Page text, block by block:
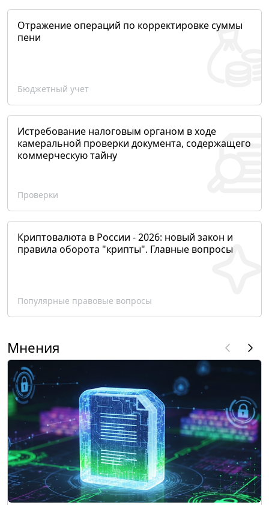
Отражение операций по корректировке суммы
пени
Бюджетный учет
Истребование налоговым органом в ходе
камеральной проверки документа, содержащего
коммерческую тайну
Проверки
Криптовалюта в России - 2026: новый закон и
правила оборота "крипты". Главные вопросы
Популярные правовые вопросы
Мнения